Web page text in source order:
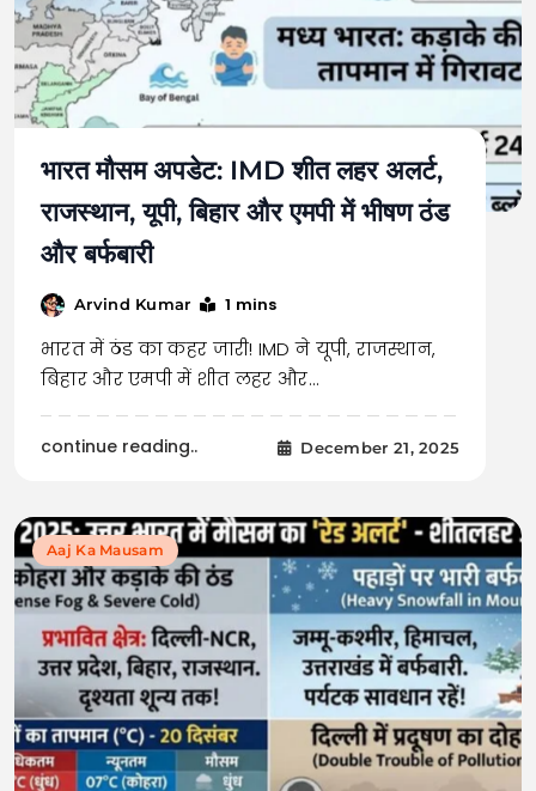
भारत मौसम अपडेट: IMD शीत लहर अलर्ट,
राजस्थान, यूपी, बिहार और एमपी में भीषण ठंड
और बर्फबारी
Arvind Kumar 1 mins
भारत में ठंड का कहर जारी! IMD ने यूपी, राजस्थान,
बिहार और एमपी में शीत लहर और…
continue reading.. December 21, 2025
Aaj Ka Mausam